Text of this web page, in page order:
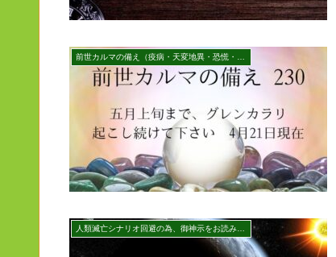
前世カルマの備え（疫病・天変地異・恐慌・戦争・健康等）